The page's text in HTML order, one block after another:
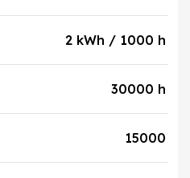
2 kWh / 1000 h
30000 h
15000